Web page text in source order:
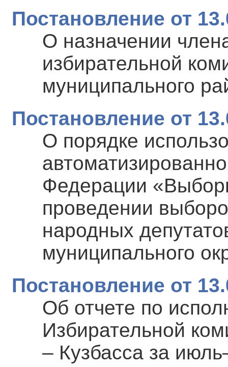
Постановление от
О назначении
избирательной
муниципального
Постановление от
О порядке
Федерации
проведении
народных
муниципального
Постановление от
Об отчете по
Избирательной
– Кузбасса за